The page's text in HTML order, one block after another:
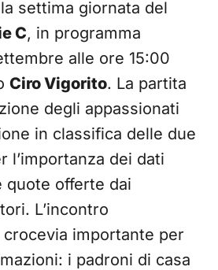
settima giornata del
C, in programma
alle ore 15:00
Ciro Vigorito. La partita
degli appassionati
in classifica delle due
l’importanza dei dati
quote offerte dai
L’incontro
importante per
i padroni di casa